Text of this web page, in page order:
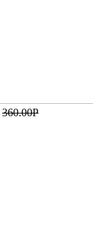
360.00Р